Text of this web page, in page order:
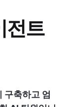
전트
축하고 엄